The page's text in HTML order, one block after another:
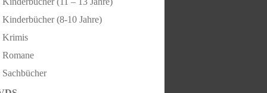
Kinderbücher (8-10 Jahre)
Krimis
Romane
Sachbücher